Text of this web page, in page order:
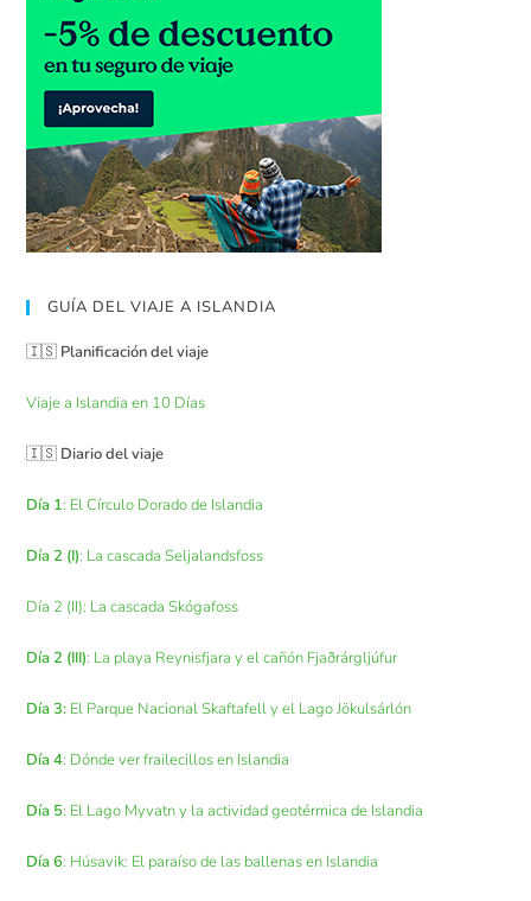
GUÍA DEL VIAJE A ISLANDIA
🇮🇸 Planificación del viaje
Viaje a Islandia en 10 Días
🇮🇸 Diario del viaje
Día 1: El Círculo Dorado de Islandia
Día 2 (I): La cascada Seljalandsfoss
Día 2 (II): La cascada Skógafoss
Día 2 (III): La playa Reynisfjara y el cañón Fjaðrárgljúfur
Día 3: El Parque Nacional Skaftafell y el Lago Jökulsárlón
Día 4: Dónde ver frailecillos en Islandia
Día 5: El Lago Myvatn y la actividad geotérmica de Islandia
Día 6: Húsavik: El paraíso de las ballenas en Islandia